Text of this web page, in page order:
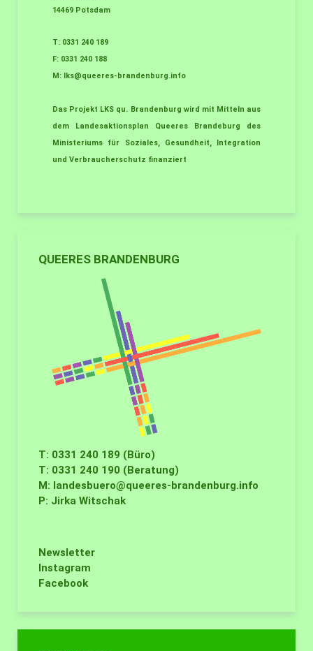
14469 Potsdam
T: 0331 240 189
F: 0331 240 188
M:
lks@queeres-brandenburg.info
Das Projekt LKS qu. Brandenburg wird mit Mitteln aus
dem Landesaktionsplan Queeres Brandeburg des
Ministeriums für Soziales, Gesundheit, Integration
und Verbraucherschutz finanziert
QUEERES BRANDENBURG
T: 0331 240 189 (Büro)
T: 0331 240 190 (Beratung)
M: landesbuero@queeres-brandenburg.info
P: Jirka Witschak
Newsletter
Instagram
Facebook